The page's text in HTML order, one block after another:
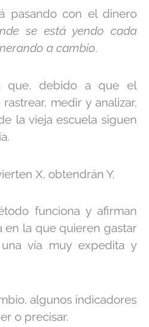
pasando con el dinero
se está yendo cada
a cambio.
que, debido a que el
medir y analizar,
la vieja escuela siguen
X, obtendrán Y.
funciona y afirman
en la que quieren gastar
vía muy expedita y
algunos indicadores
o precisar.